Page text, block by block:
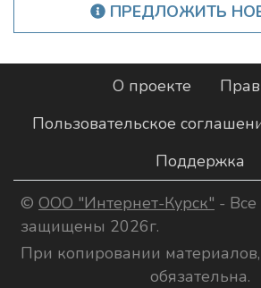
ПРЕДЛОЖИТЬ
О проекте
Пользовательское
Поддержка
© ООО "Интернет-Курск" - Все
защищены 2026г.
При копировании
обязательна.